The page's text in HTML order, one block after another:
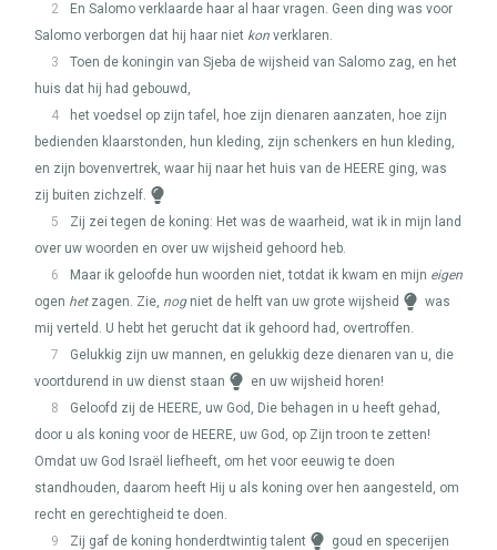
2
En Salomo verklaarde haar al haar vragen. Geen ding was voor
Salomo verborgen dat hij haar niet kon verklaren.
3
Toen de koningin van Sjeba de wijsheid van Salomo zag, en het
huis dat hij had gebouwd,
4
het voedsel op zijn tafel, hoe zijn dienaren aanzaten, hoe zijn
bedienden klaarstonden, hun kleding, zijn schenkers en hun kleding,
en zijn bovenvertrek, waar hij naar het huis van de HEERE ging, was
zij buiten zichzelf.
5
Zij zei tegen de koning: Het was de waarheid, wat ik in mijn land
over uw woorden en over uw wijsheid gehoord heb.
6
Maar ik geloofde hun woorden niet, totdat ik kwam en mijn eigen
ogen hetzagen. Zie, nogniet de helft van uw grote wijsheid
was
mij verteld. U hebt het gerucht dat ik gehoord had, overtroffen.
7
Gelukkig zijn uw mannen, en gelukkig deze dienaren van u, die
voortdurend in uw dienst staan
en uw wijsheid horen!
8
Geloofd zij de HEERE, uw God, Die behagen in u heeft gehad,
door u als koning voor de HEERE, uw God, op Zijn troon te zetten!
Omdat uw God Israël liefheeft, om het voor eeuwig te doen
standhouden, daarom heeft Hij u als koning over hen aangesteld, om
recht en gerechtigheid te doen.
9
Zij gaf de koning honderdtwintig talent
goud en specerijen